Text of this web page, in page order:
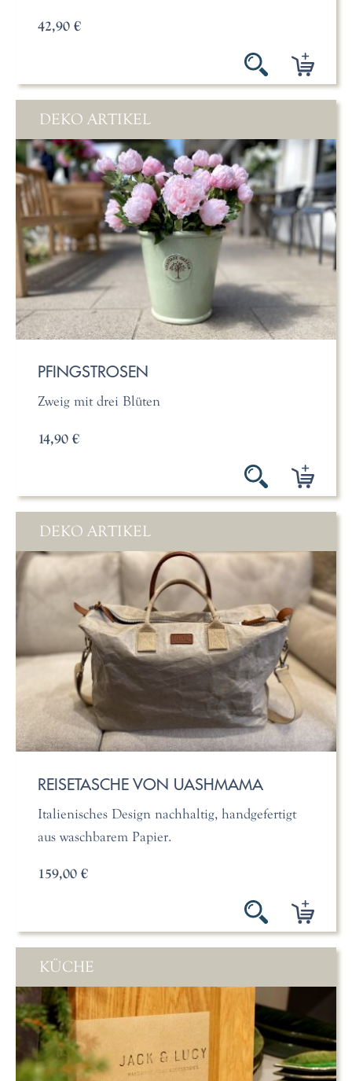
42,90 €
DEKO ARTIKEL
PFINGSTROSEN
Zweig mit drei Blüten
14,90 €
DEKO ARTIKEL
REISETASCHE VON UASHMAMA
Italienisches Design nachhaltig, handgefertigt
aus waschbarem Papier.
159,00 €
KÜCHE